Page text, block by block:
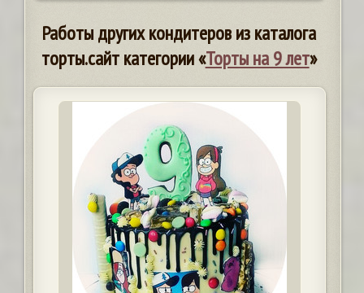
Работы других кондитеров из каталога
торты.сайт категории «Торты на 9 лет»